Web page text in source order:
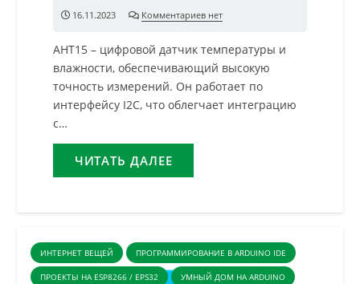
16.11.2023 Комментариев нет
AHT15 – цифровой датчик температуры и
влажности, обеспечивающий высокую
точность измерений. Он работает по
интерфейсу I2C, что облегчает интеграцию
с…
ЧИТАТЬ ДАЛЕЕ
ИНТЕРНЕТ ВЕЩЕЙ ПРОГРАММИРОВАНИЕ В ARDUINO IDE
ПРОЕКТЫ НА ESP8266 / EPS32 УМНЫЙ ДОМ НА ARDUINO